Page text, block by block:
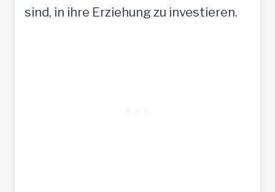
sind, in ihre Erziehung zu investieren.